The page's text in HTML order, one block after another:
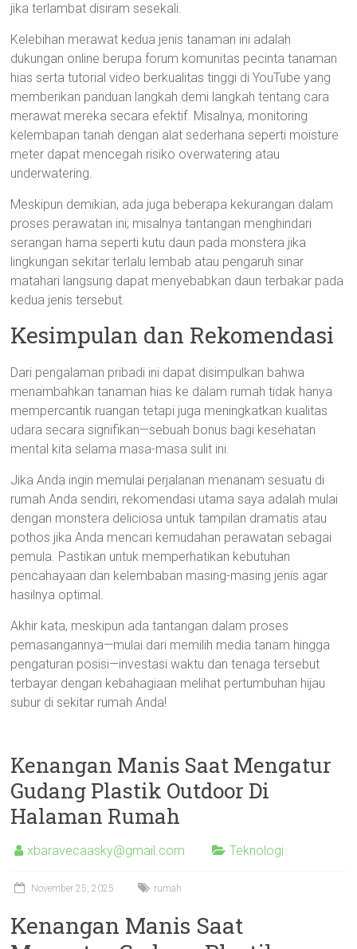
jika terlambat disiram sesekali.
Kelebihan merawat kedua jenis tanaman ini adalah
dukungan online berupa forum komunitas pecinta tanaman
hias serta tutorial video berkualitas tinggi di YouTube yang
memberikan panduan langkah demi langkah tentang cara
merawat mereka secara efektif. Misalnya, monitoring
kelembapan tanah dengan alat sederhana seperti moisture
meter dapat mencegah risiko overwatering atau
underwatering.
Meskipun demikian, ada juga beberapa kekurangan dalam
proses perawatan ini; misalnya tantangan menghindari
serangan hama seperti kutu daun pada monstera jika
lingkungan sekitar terlalu lembab atau pengaruh sinar
matahari langsung dapat menyebabkan daun terbakar pada
kedua jenis tersebut.
Kesimpulan dan Rekomendasi
Dari pengalaman pribadi ini dapat disimpulkan bahwa
menambahkan tanaman hias ke dalam rumah tidak hanya
mempercantik ruangan tetapi juga meningkatkan kualitas
udara secara signifikan—sebuah bonus bagi kesehatan
mental kita selama masa-masa sulit ini.
Jika Anda ingin memulai perjalanan menanam sesuatu di
rumah Anda sendiri, rekomendasi utama saya adalah mulai
dengan monstera deliciosa untuk tampilan dramatis atau
pothos jika Anda mencari kemudahan perawatan sebagai
pemula. Pastikan untuk memperhatikan kebutuhan
pencahayaan dan kelembaban masing-masing jenis agar
hasilnya optimal.
Akhir kata, meskipun ada tantangan dalam proses
pemasangannya—mulai dari memilih media tanam hingga
pengaturan posisi—investasi waktu dan tenaga tersebut
terbayar dengan kebahagiaan melihat pertumbuhan hijau
subur di sekitar rumah Anda!
Kenangan Manis Saat Mengatur
Gudang Plastik Outdoor Di
Halaman Rumah
xbaravecaasky@gmail.com Teknologi
November 25, 2025 rumah
Kenangan Manis Saat